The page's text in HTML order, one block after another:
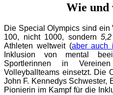
Wie und
Die Special Olympics sind
100, nicht 1000, sondern
Athleten weltweit (aber auch
Inklusion von mental
Sportlerinnen in
Volleyballteams einsetzt. Die
John F. Kennedys Schwester,
Pionierin im Kampf für die